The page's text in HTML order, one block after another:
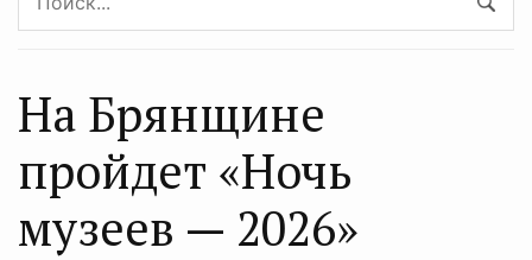
На Брянщине
пройдет «Ночь
музеев — 2026»